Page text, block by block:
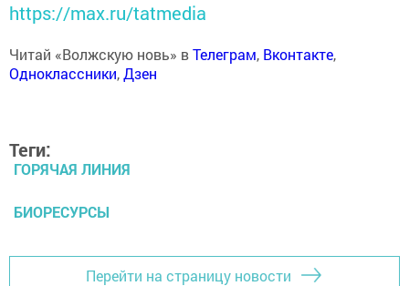
https://max.ru/tatmedia
Читай «Волжскую новь» вТелеграм, Вконтакте,
Одноклассники,Дзен
Теги:
ГОРЯЧАЯ ЛИНИЯ
БИОРЕСУРСЫ
Перейти на страницу новости